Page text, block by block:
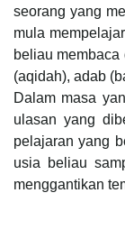
seorang yang
mula
beliau membaca
(aqidah), adab
Dalam masa
ulasan yang
pelajaran yang
usia beliau
menggantikan